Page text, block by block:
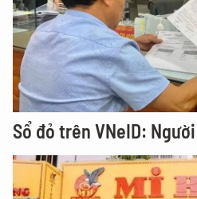
Sổ đỏ trên VNeID: